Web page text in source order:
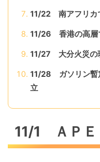
11/22 南アフリカ
11/26 香港の高層
11/27 大分火災の
11/28 ガソリン暫
立
11/1 ＡＰＥ